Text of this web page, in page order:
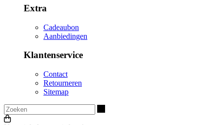
Extra
Cadeaubon
Aanbiedingen
Klantenservice
Contact
Retourneren
Sitemap